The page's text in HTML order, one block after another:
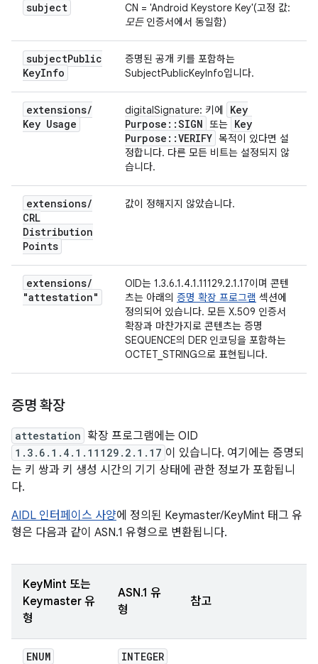
subject
CN = 'Android Keystore Key'(고정 값:
모든인증서에서 동일함)
subjectPublic
KeyInfo
증명된 공개 키를 포함하는
SubjectPublicKeyInfo입니다.
extensions/
Key Usage
digitalSignature: 키에
Key
Purpose ::SIGN 또는 Key
Purpose ::VERIFY 목적이 있다면 설
정합니다. 다른 모든 비트는 설정되지 않
습니다.
extensions/
CRL
Distribution
Points
값이 정해지지 않았습니다.
extensions/
"attestation"
OID는 1.3.6.1.4.1.11129.2.1.17이며 콘텐
츠는 아래의 증명 확장 프로그램 섹션에
정의되어 있습니다. 모든 X.509 인증서
확장과 마찬가지로 콘텐츠는 증명
SEQUENCE의 DER 인코딩을 포함하는
OCTET_STRING으로 표현됩니다.
증명 확장
attestation 확장 프로그램에는 OID
1.3.6.1.4.1.11129.2.1.17 이 있습니다. 여기에는 증명되
는 키 쌍과 키 생성 시간의 기기 상태에 관한 정보가 포함됩니
다.
AIDL 인터페이스 사양에 정의된 Keymaster/KeyMint 태그 유
형은 다음과 같이 ASN.1 유형으로 변환됩니다.
KeyMint 또는
Keymaster 유
형
ASN.1 유
형
참고
ENUM INTEGER